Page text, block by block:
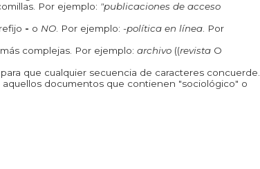
Por ejemplo: "publicaciones de acceso
- o NO. Por ejemplo: -política en línea. Por
complejas. Por ejemplo: archivo((revistaO
que cualquier secuencia de caracteres concuerde.
documentos que contienen "sociológico" o